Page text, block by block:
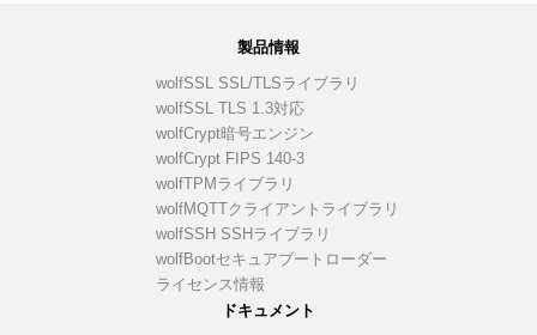
製品情報
wolfSSL SSL/TLSライブラリ
wolfSSL TLS 1.3対応
wolfCrypt暗号エンジン
wolfCrypt FIPS 140-3
wolfTPMライブラリ
wolfMQTTクライアントライブラリ
wolfSSH SSHライブラリ
wolfBootセキュアブートローダー
ライセンス情報
ドキュメント